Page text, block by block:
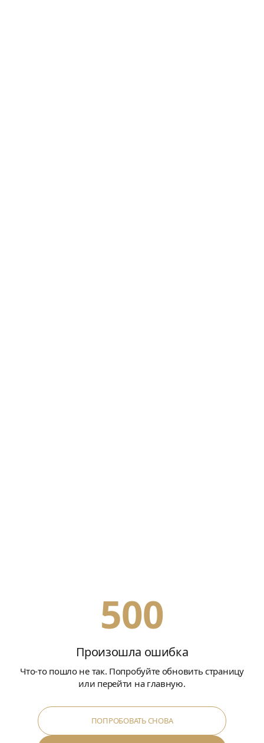
500
Произошла ошибка
Что-то пошло не так. Попробуйте обновить страницу
или перейти на главную.
ПОПРОБОВАТЬ СНОВА